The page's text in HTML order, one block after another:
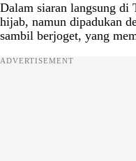
Dalam siaran langsung
hijab, namun dipadukan
sambil berjoget, yang
ADVERTISEMENT